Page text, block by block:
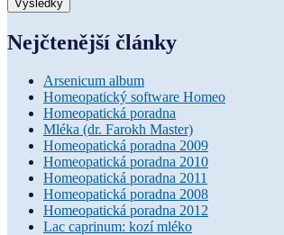
Nejčtenější články
Arsenicum album
Homeopatický software Homeo
Homeopatická poradna
Mléka (dr. Farokh Master)
Homeopatická poradna 2009
Homeopatická poradna 2010
Homeopatická poradna 2011
Homeopatická poradna 2008
Homeopatická poradna 2012
Lac caprinum: kozí mléko